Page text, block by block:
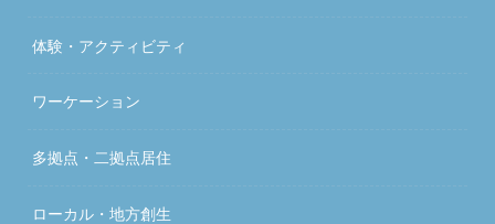
体験・アクティビティ
ワーケーション
多拠点・二拠点居住
ローカル・地方創生